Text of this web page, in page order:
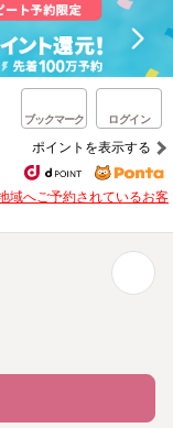
ブックマーク ログイン
ポイントを表示する
域へご予約されているお客